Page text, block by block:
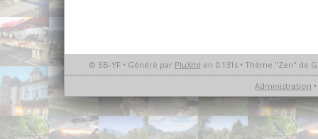
© SB-YF • Généré par PluXml en 0.131s • Thème "Zen" de
Administration •